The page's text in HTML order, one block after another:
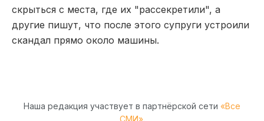
скрыться с места, где их "рассекретили", а
другие пишут, что после этого супруги устроили
скандал прямо около машины.
Наша редакция участвует в партнёрской сети «Все
СМИ».